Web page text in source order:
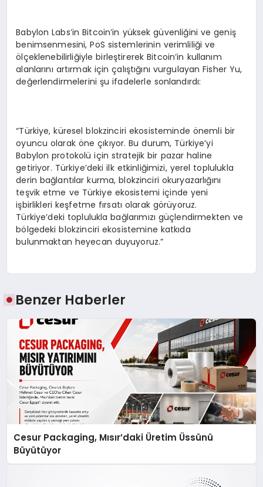
Babylon Labs’in Bitcoin’in yüksek güvenliğini ve geniş
benimsenmesini, PoS sistemlerinin verimliliği ve
ölçeklenebilirliğiyle birleştirerek Bitcoin’in kullanım
alanlarını artırmak için çalıştığını vurgulayan Fisher Yu,
değerlendirmelerini şu ifadelerle sonlandırdı:
“Türkiye, küresel blokzinciri ekosisteminde önemli bir
oyuncu olarak öne çıkıyor. Bu durum, Türkiye’yi
Babylon protokolü için stratejik bir pazar haline
getiriyor. Türkiye’deki ilk etkinliğimizi, yerel toplulukla
derin bağlantılar kurma, blokzinciri okuryazarlığını
teşvik etme ve Türkiye ekosistemi içinde yeni
işbirlikleri keşfetme fırsatı olarak görüyoruz.
Türkiye’deki toplulukla bağlarımızı güçlendirmekten ve
bölgedeki blokzinciri ekosistemine katkıda
bulunmaktan heyecan duyuyoruz.”
Benzer Haberler
Cesur Packaging, Mısır’daki Üretim Üssünü
Büyütüyor